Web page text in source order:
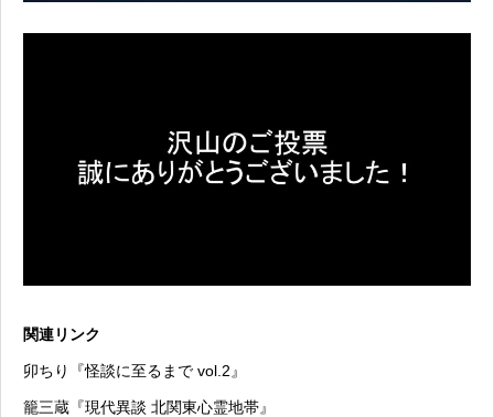
関連リンク
卯ちり『怪談に至るまで vol.2』
籠三蔵『現代異談 北関東心霊地帯』